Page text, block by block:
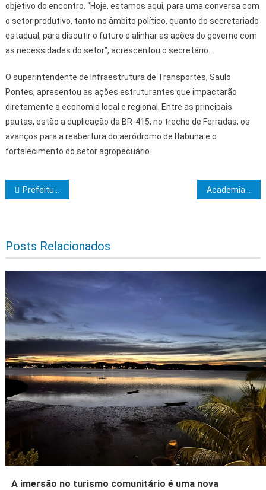
objetivo do encontro. “Hoje, estamos aqui, para uma conversa com
o setor produtivo, tanto no âmbito político, quanto do secretariado
estadual, para discutir o futuro e alinhar as ações do governo com
as necessidades do setor”, acrescentou o secretário.
O superintendente de Infraestrutura de Transportes, Saulo
Pontes, apresentou as ações estruturantes que impactarão
diretamente a economia local e regional. Entre as principais
pautas, estão a duplicação da BR-415, no trecho de Ferradas; os
avanços para a reabertura do aeródromo de Itabuna e o
fortalecimento do setor agropecuário.
Navegação de Post
Prefeitura de Itabuna inicia avaliação do Estágio Probatório de servidores concursados
Posts Relacionados
A imersão no turismo comunitário é uma nova